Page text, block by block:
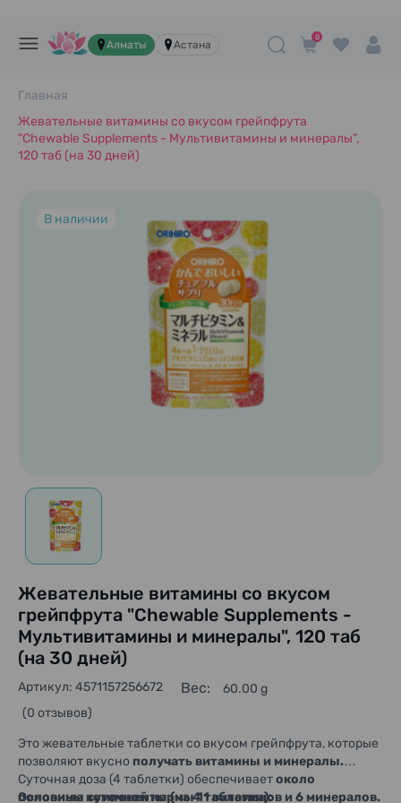
Алматы Астана
0
Главная
Жевательные витамины со вкусом грейпфрута
"Chewable Supplements - Мультивитамины и минералы",
120 таб (на 30 дней)
В наличии
Жевательные витамины со вкусом
грейпфрута "Chewable Supplements -
Мультивитамины и минералы", 120 таб
(на 30 дней)
(0 отзывов)
Артикул: 4571157256672 Вес: 60.00 g
Это жевательные таблетки со вкусом грейпфрута, которые
позволяют вкусно получать витамины и минералы.
Суточная доза (4 таблетки) обеспечиваетоколо
половины суточной нормы 11 витаминов и 6 минералов.
Основные компоненты (на 4 таблетки):